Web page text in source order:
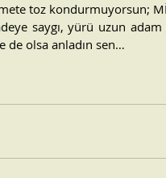
toz kondurmuyorsun;
saygı, yürü uzun
de olsa anladın sen…